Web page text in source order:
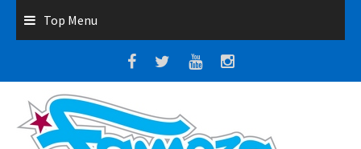
Top Menu